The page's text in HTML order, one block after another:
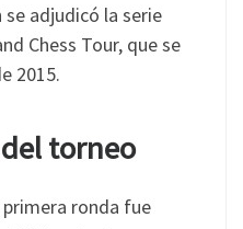
adjudicó la serie
Chess Tour, que se
2015.
torneo
ronda fue